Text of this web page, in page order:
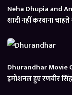
Neha Dhupia and
शादी नहीं करवाना
Dhurandhar Movie
इमोशनल हुए रणवीर सिंह